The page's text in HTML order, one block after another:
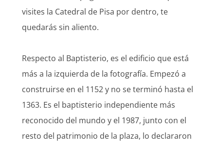
visites la Catedral de Pisa por dentro, te
quedarás sin aliento.
Respecto al Baptisterio, es el edificio que está
más a la izquierda de la fotografía. Empezó a
construirse en el 1152 y no se terminó hasta el
1363. Es el baptisterio independiente más
reconocido del mundo y el 1987, junto con el
resto del patrimonio de la plaza, lo declararon